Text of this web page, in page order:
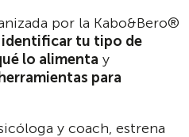
por la Kabo&Bero®
identificar tu tipo de
lo alimenta y
herramientas para
y coach, estrena